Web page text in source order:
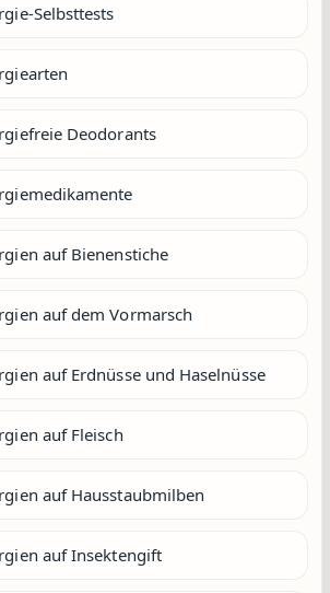
Selbsttests
Deodorants
auf Bienenstiche
auf dem Vormarsch
auf Erdnüsse und Haselnüsse
auf Fleisch
auf Hausstaubmilben
auf Insektengift